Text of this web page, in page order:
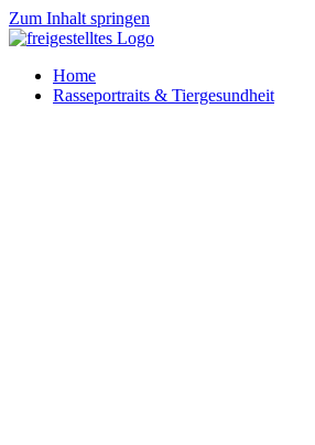
Zum Inhalt springen
Home
Rasseportraits & Tiergesundheit